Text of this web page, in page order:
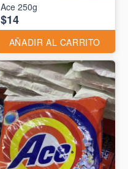
Ace 250g
$14
AÑADIR AL CARRITO